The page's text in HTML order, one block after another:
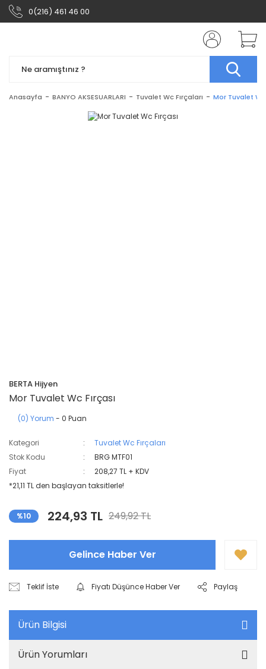
0(216) 461 46 00
Anasayfa BANYO AKSESUARLARI Tuvalet Wc Fırçaları Mor Tuvalet Wc
BERTA Hijyen
Mor Tuvalet Wc Fırçası
(0) Yorum - 0 Puan
Kategori
Tuvalet Wc Fırçaları
Stok Kodu
BRG MTF01
Fiyat
208,27 TL + KDV
*21,11 TL den başlayan taksitlerle!
%10 224,93 TL 249,92 TL
Gelince Haber Ver
Teklif İste Fiyatı Düşünce Haber Ver Paylaş
Ürün Bilgisi
Ürün Yorumları